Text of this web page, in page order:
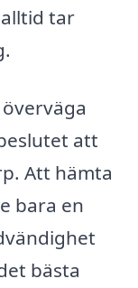
tar
att
Att hämta
bara en
bästa